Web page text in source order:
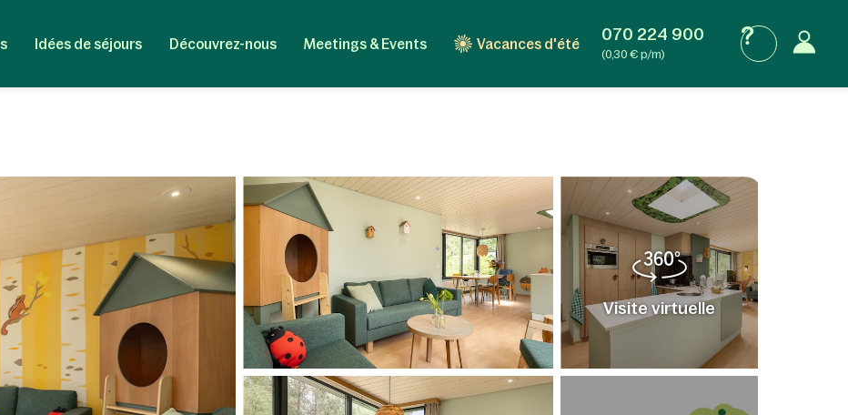
Idées de séjours Découvrez-nous Meetings & Events Vacances d'été 070 224 900
(0,30 € p/m)
Visite virtuelle